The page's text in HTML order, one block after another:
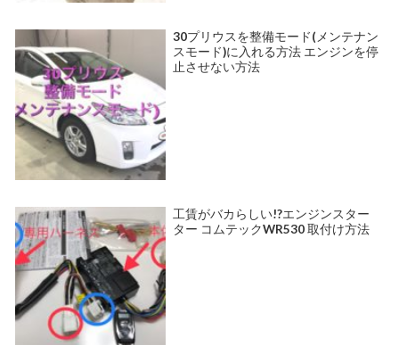
30プリウスを整備モード(メンテナン
スモード)に入れる方法 エンジンを停
止させない方法
工賃がバカらしい!?エンジンスター
ター コムテックWR530 取付け方法